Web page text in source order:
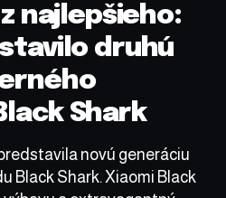
najlepšieho:
druhú
Shark
novú generáciu
Black Shark. Xiaomi Black